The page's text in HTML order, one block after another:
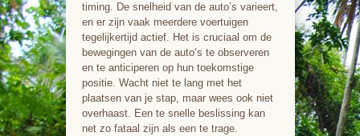
timing. De snelheid van de auto’s varieert,
en er zijn vaak meerdere voertuigen
tegelijkertijd actief. Het is cruciaal om de
bewegingen van de auto’s te observeren
en te anticiperen op hun toekomstige
positie. Wacht niet te lang met het
plaatsen van je stap, maar wees ook niet
overhaast. Een te snelle beslissing kan
net zo fataal zijn als een te trage.